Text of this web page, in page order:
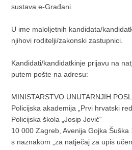
sustava e-Građani.
U ime maloljetnih kandidata/
njihovi roditelji/zakonski zastupnici.
Kandidati/kandidatkinje prijavu na
putem pošte na adresu:
MINISTARSTVO UNUTARNJIH
Policijska akademija „Prvi hrvatski
Policijska škola „Josip Jović“
10 000 Zagreb, Avenija Gojka Šuška
s naznakom „za natječaj za upis